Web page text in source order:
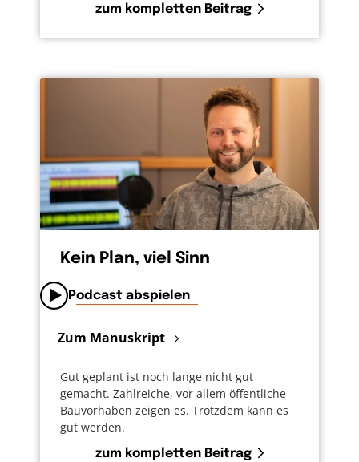
zum kompletten Beitrag
Kein Plan, viel Sinn
Podcast abspielen
Zum Manuskript
Gut geplant ist noch lange nicht gut
gemacht. Zahlreiche, vor allem öffentliche
Bauvorhaben zeigen es. Trotzdem kann es
gut werden.
zum kompletten Beitrag